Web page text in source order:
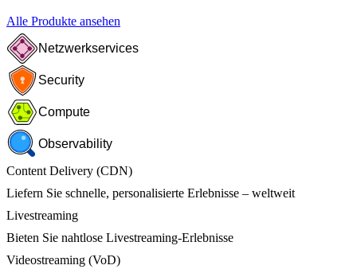
Alle Produkte ansehen
Netzwerkservices
Security
Compute
Observability
Content Delivery (CDN)
Liefern Sie schnelle, personalisierte Erlebnisse – weltweit
Livestreaming
Bieten Sie nahtlose Livestreaming-Erlebnisse
Videostreaming (VoD)